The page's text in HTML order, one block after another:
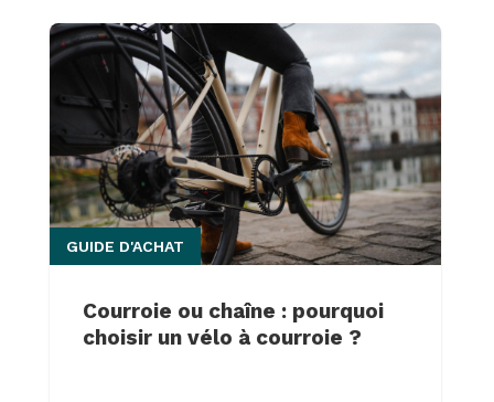
Courroie ou chaîne : pourquoi
choisir un vélo à courroie ?
GUIDE D'ACHAT